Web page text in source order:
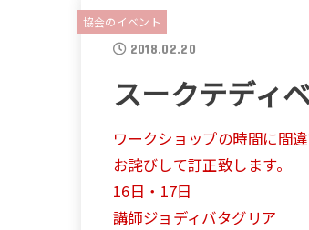
協会のイベント
2018.02.20
スークテディ
ワークショップの時間に間違
お詫びして訂正致します。
16日・17日
講師ジョディバタグリア